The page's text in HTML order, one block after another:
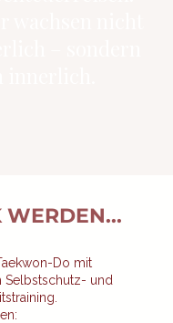
WERDEN...
Do mit
Selbstschutz- und